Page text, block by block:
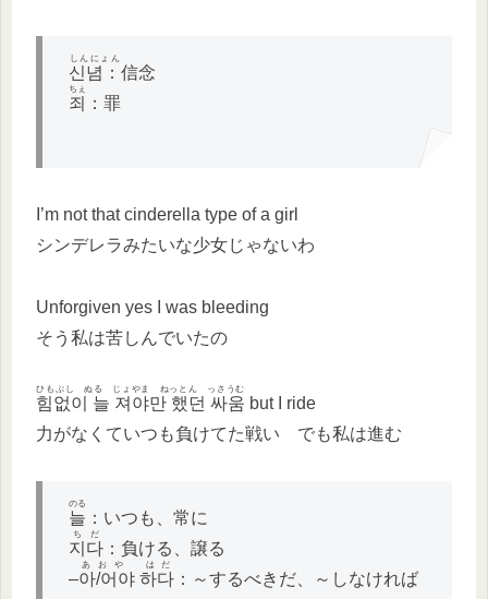
신념：
しんにょん
信念
죄
ちぇ
：罪
I’m not that cinderella type of a girl
シンデレラみたいな少女じゃないわ
Unforgiven yes I was bleeding
そう私は苦しんでいたの
힘없이 늘 져야만 했던 싸움
ひもぷし ぬる じょやま ねっとん っさうむ
but I ride
力がなくていつも負けてた戦い でも私は進む
늘
のる
：いつも、常に
지다
ちだ
：負ける、譲る
–아/어야 하다
あおや はだ
：～するべきだ、～しなければ